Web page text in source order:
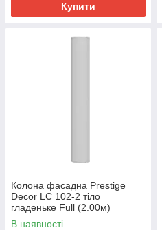
Купити
Колона фасадна Prestige
Decor LC 102-2 тіло
гладеньке Full (2.00м)
В наявності